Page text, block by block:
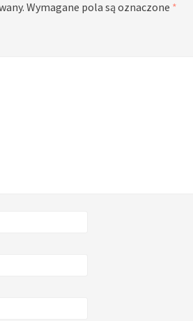
Wymagane pola są oznaczone *